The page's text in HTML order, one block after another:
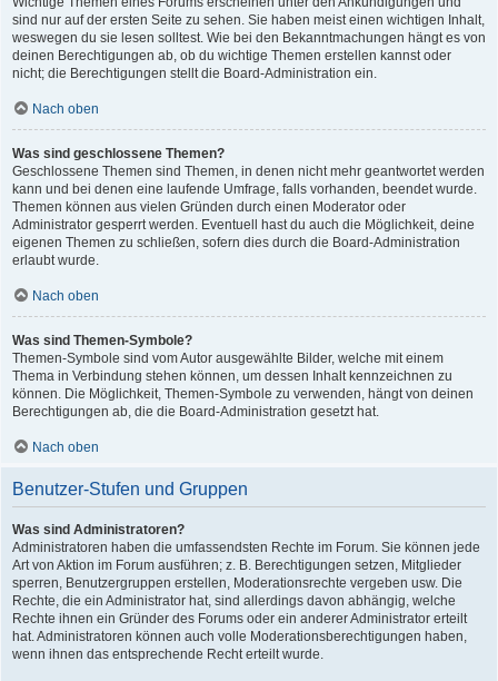
sind nur auf der ersten Seite zu sehen. Sie haben meist einen wichtigen Inhalt,
weswegen du sie lesen solltest. Wie bei den Bekanntmachungen hängt es von
deinen Berechtigungen ab, ob du wichtige Themen erstellen kannst oder
nicht; die Berechtigungen stellt die Board-Administration ein.
Nach oben
Was sind geschlossene Themen?
Geschlossene Themen sind Themen, in denen nicht mehr geantwortet werden
kann und bei denen eine laufende Umfrage, falls vorhanden, beendet wurde.
Themen können aus vielen Gründen durch einen Moderator oder
Administrator gesperrt werden. Eventuell hast du auch die Möglichkeit, deine
eigenen Themen zu schließen, sofern dies durch die Board-Administration
erlaubt wurde.
Nach oben
Was sind Themen-Symbole?
Themen-Symbole sind vom Autor ausgewählte Bilder, welche mit einem
Thema in Verbindung stehen können, um dessen Inhalt kennzeichnen zu
können. Die Möglichkeit, Themen-Symbole zu verwenden, hängt von deinen
Berechtigungen ab, die die Board-Administration gesetzt hat.
Nach oben
Benutzer-Stufen und Gruppen
Was sind Administratoren?
Administratoren haben die umfassendsten Rechte im Forum. Sie können jede
Art von Aktion im Forum ausführen; z. B. Berechtigungen setzen, Mitglieder
sperren, Benutzergruppen erstellen, Moderationsrechte vergeben usw. Die
Rechte, die ein Administrator hat, sind allerdings davon abhängig, welche
Rechte ihnen ein Gründer des Forums oder ein anderer Administrator erteilt
hat. Administratoren können auch volle Moderationsberechtigungen haben,
wenn ihnen das entsprechende Recht erteilt wurde.